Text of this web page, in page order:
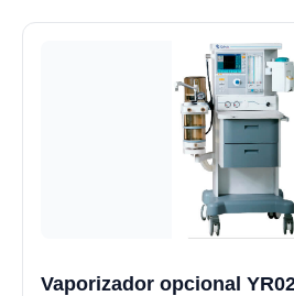
Vaporizador opcional